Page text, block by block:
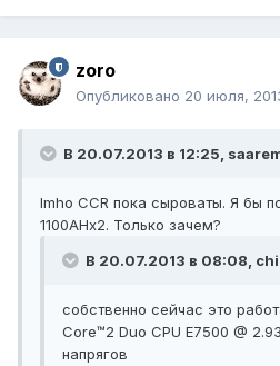
zoro
Опубликовано 20 июля,
В 20.07.2013 в 12:25,
Imho CCR пока сыроваты. Я бы
1100AHx2. Только зачем?
В 20.07.2013 в 08:08,
собственно сейчас это
Core™2 Duo CPU E7500 @
напрягов